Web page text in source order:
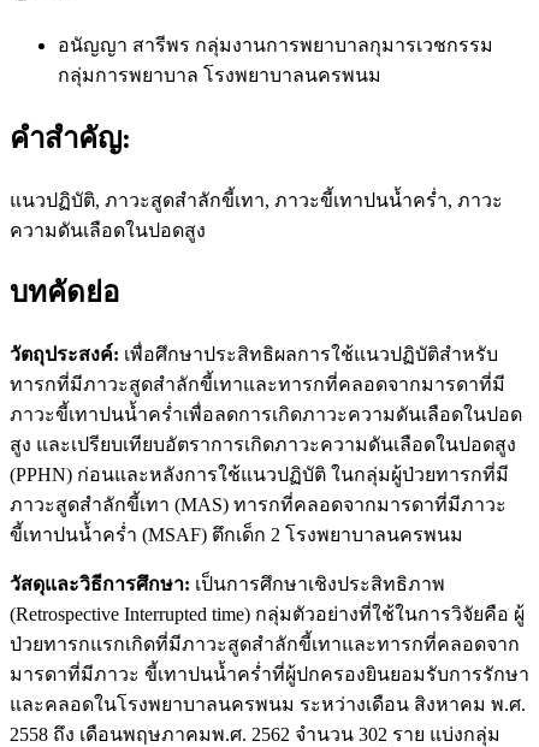
อนัญญา สารีพร กลุ่มงานการพยาบาลกุมารเวชกรรม
กลุ่มการพยาบาล โรงพยาบาลนครพนม
คำสำคัญ:
แนวปฏิบัติ, ภาวะสูดสำลักขี้เทา, ภาวะขี้เทาปนน้ำคร่ำ, ภาวะ
ความดันเลือดในปอดสูง
บทคัดย่อ
วัตถุประสงค์: เพื่อศึกษาประสิทธิผลการใช้แนวปฏิบัติสำหรับ
ทารกที่มีภาวะสูดสำลักขี้เทาและทารกที่คลอดจากมารดาที่มี
ภาวะขี้เทาปนน้ำคร่ำเพื่อลดการเกิดภาวะความดันเลือดในปอด
สูง และเปรียบเทียบอัตราการเกิดภาวะความดันเลือดในปอดสูง
(PPHN) ก่อนและหลังการใช้แนวปฏิบัติ ในกลุ่มผู้ป่วยทารกที่มี
ภาวะสูดสำลักขี้เทา (MAS) ทารกที่คลอดจากมารดาที่มีภาวะ
ขี้เทาปนน้ำคร่ำ (MSAF) ตึกเด็ก 2 โรงพยาบาลนครพนม
วัสดุและวิธีการศึกษา: เป็นการศึกษาเชิงประสิทธิภาพ
(Retrospective Interrupted time) กลุ่มตัวอย่างที่ใช้ในการวิจัยคือ ผู้
ป่วยทารกแรกเกิดที่มีภาวะสูดสำลักขี้เทาและทารกที่คลอดจาก
มารดาที่มีภาวะ ขี้เทาปนน้ำคร่ำที่ผู้ปกครองยินยอมรับการรักษา
และคลอดในโรงพยาบาลนครพนม ระหว่างเดือน สิงหาคม พ.ศ.
2558 ถึง เดือนพฤษภาคมพ.ศ. 2562 จำนวน 302 ราย แบ่งกลุ่ม